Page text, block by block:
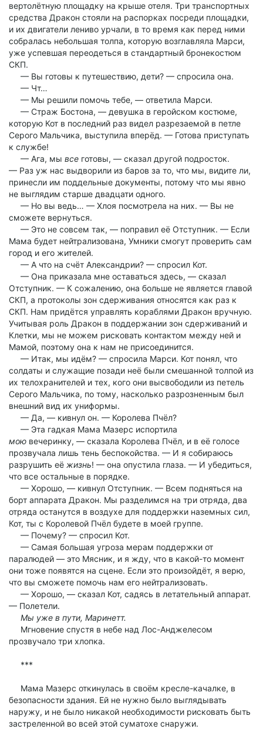
вертолётную площадку на крыше отеля. Три транспортных
средства Дракон стояли на распорках посреди площадки,
и их двигатели лениво урчали, в то время как перед ними
собралась небольшая толпа, которую возглавляла Марси,
уже успевшая переодеться в стандартный бронекостюм
СКП.
— Вы готовы к путешествию, дети? — спросила она.
— Чт…
— Мы решили помочь тебе, — ответила Марси.
— Страж Бостона, — девушка в геройском костюме,
которую Кот в последний раз видел разрезаемой в петле
Серого Мальчика, выступила вперёд. — Готова приступать
к службе!
— Ага, мы все готовы, — сказал другой подросток.
— Раз уж нас выдворили из баров за то, что мы, видите ли,
принесли им поддельные документы, потому что мы явно
не выглядим старше двадцати одного.
— Но вы ведь… — Хлоя посмотрела на них. — Вы не
сможете вернуться.
— Это не совсем так, — поправил её Отступник. — Если
Мама будет нейтрализована, Умники смогут проверить сам
город и его жителей.
— А что на счёт Александрии? — спросил Кот.
— Она приказала мне оставаться здесь, — сказал
Отступник. — К сожалению, она больше не является главой
СКП, а протоколы зон сдерживания относятся как раз к
СКП. Нам придётся управлять кораблями Дракон вручную.
Учитывая роль Дракон в поддержании зон сдерживаний и
Клетки, мы не можем рисковать контактом между ней и
Мамой, поэтому она к нам не присоединится.
— Итак, мы идём? — спросила Марси. Кот понял, что
солдаты и служащие позади неё были смешанной толпой из
их телохранителей и тех, кого они высвободили из петель
Серого Мальчика, по тому, насколько разрозненным был
внешний вид их униформы.
— Да, — кивнул он. — Королева Пчёл?
— Эта гадкая Мама Мазерс испортила
мою вечеринку, — сказала Королева Пчёл, и в её голосе
прозвучала лишь тень беспокойства. — И я собираюсь
разрушить её жизнь! — она опустила глаза. — И убедиться,
что все остальные в порядке.
— Хорошо, — кивнул Отступник. — Всем подняться на
борт аппарата Дракон. Мы разделимся на три отряда, два
отряда останутся в воздухе для поддержки наземных сил,
Кот, ты с Королевой Пчёл будете в моей группе.
— Почему? — спросил Кот.
— Самая большая угроза мерам поддержки от
паралюдей — это Мясник, и я жду, что в какой-то момент
они тоже появятся на сцене. Если это произойдёт, я верю,
что вы сможете помочь нам его нейтрализовать.
— Хорошо, — сказал Кот, садясь в летательный аппарат.
— Полетели.
Мы уже в пути, Маринетт.
Мгновение спустя в небе над Лос-Анджелесом
прозвучало три хлопка.
***
Мама Мазерс откинулась в своём кресле-качалке, в
безопасности здания. Ей не нужно было выглядывать
наружу, и не было никакой необходимости рисковать быть
застреленной во всей этой суматохе снаружи.